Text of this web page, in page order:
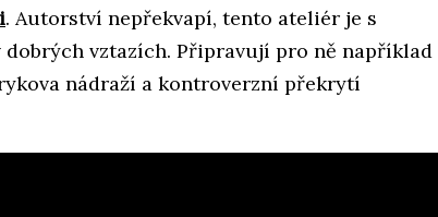
. Autorství nepřekvapí, tento ateliér je s
dobrých vztazích. Připravují pro ně například
nádraží a kontroverzní překrytí